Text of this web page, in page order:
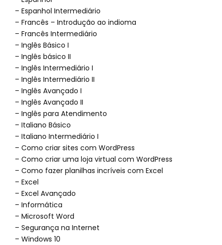
– Espanhol Intermediário
– Francês – Introdução ao indioma
– Francês Intermediário
– Inglês Básico I
– Inglês básico II
– Inglês Intermediário I
– Inglês Intermediário II
– Inglês Avançado I
– Inglês Avançado II
– Inglês para Atendimento
– Italiano Básico
– Italiano Intermediário I
– Como criar sites com WordPress
– Como criar uma loja virtual com WordPress
– Como fazer planilhas incríveis com Excel
– Excel
– Excel Avançado
– Informática
– Microsoft Word
– Segurança na Internet
– Windows 10